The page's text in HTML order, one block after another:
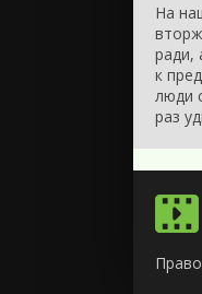
На
ради,
к
люди
раз